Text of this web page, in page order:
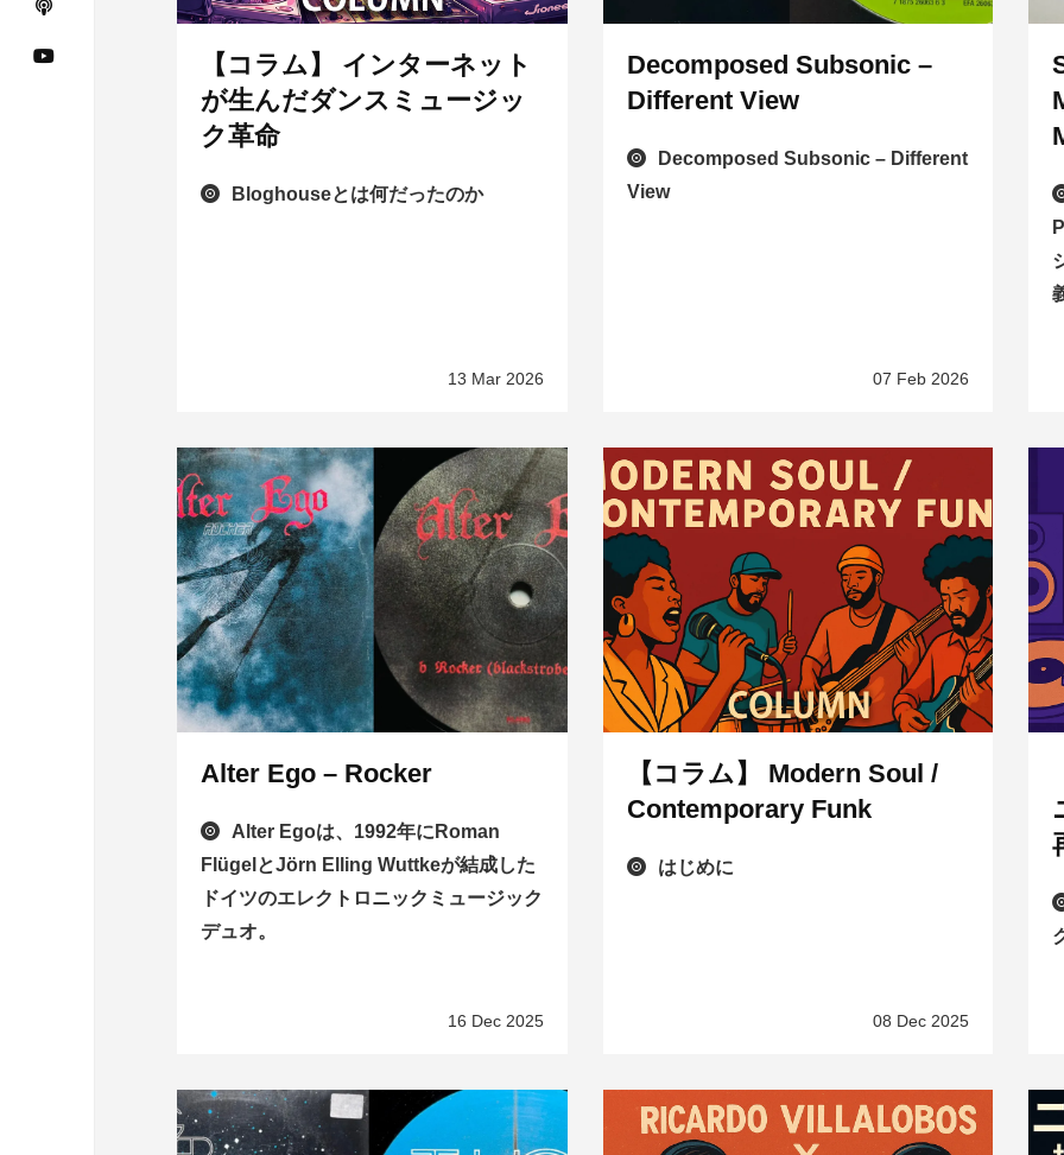
【コラム】 インターネット
が生んだダンスミュージッ
ク革命
Bloghouseとは何だったのか
13 Mar 2026
Decomposed Subsonic –
Different View
Decomposed Subsonic – Different
View
07 Feb 2026
Alter Ego – Rocker
Alter Egoは、1992年にRoman
FlügelとJörn Elling Wuttkeが結成した
ドイツのエレクトロニックミュージック
デュオ。
16 Dec 2025
【コラム】 Modern Soul /
Contemporary Funk
はじめに
08 Dec 2025